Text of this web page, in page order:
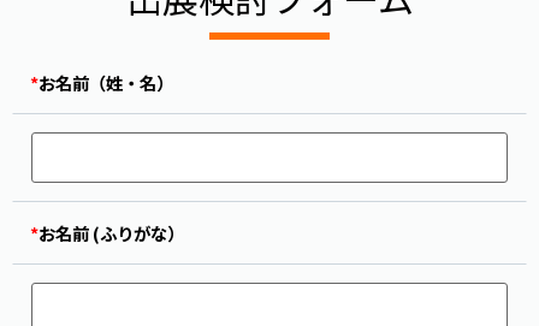
*お名前（姓・名）
*お名前 (ふりがな）